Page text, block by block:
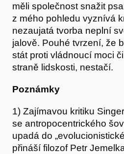
měli společnost snažit
z mého pohledu vyznívá
nezaujatá tvorba neplní
jalově. Pouhé tvrzení, že
stát proti vládnoucí moci
straně lidskosti, nestačí.
Poznámky
1) Zajímavou kritiku
se antropocentrického
upadá do
přináší filozof Petr